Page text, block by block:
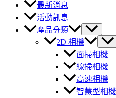
最新消息
活動訊息
產品分類
2D 相機
面掃相機
線掃相機
高速相機
智慧型相機